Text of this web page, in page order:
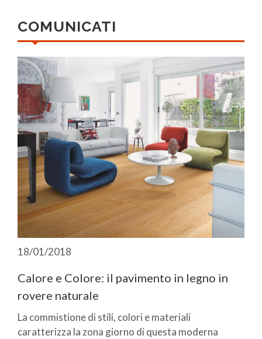
COMUNICATI
18/01/2018
Calore e Colore: il pavimento in legno in
rovere naturale
La commistione di stili, colori e materiali
caratterizza la zona giorno di questa moderna